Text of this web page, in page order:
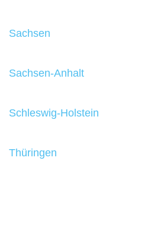
Sachsen
Sachsen-Anhalt
Schleswig-Holstein
Thüringen